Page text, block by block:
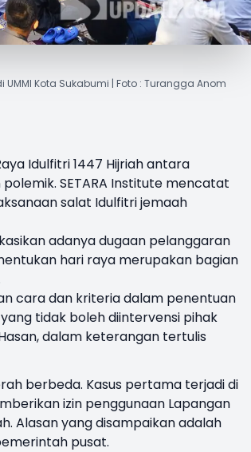
Kota Sukabumi | Foto : Turangga Anom
Idulfitri 1447 Hijriah antara
SETARA Institute mencatat
salat Idulfitri jemaah
adanya dugaan pelanggaran
hari raya merupakan bagian
cara dan kriteria dalam penentuan
tidak boleh diintervensi pihak
dalam keterangan tertulis
berbeda. Kasus pertama terjadi di
izin penggunaan Lapangan
Alasan yang disampaikan adalah
pusat.